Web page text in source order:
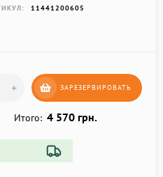
11441200605
+ ЗАРЕЗЕРВИРОВАТЬ
Итого: 4 570 грн.